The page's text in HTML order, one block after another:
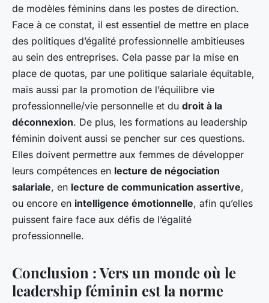
de modèles féminins dans les postes de direction.
Face à ce constat, il est essentiel de mettre en place
des politiques d’égalité professionnelle ambitieuses
au sein des entreprises. Cela passe par la mise en
place de quotas, par une politique salariale équitable,
mais aussi par la promotion de l’équilibre vie
professionnelle/vie personnelle et du droit à la
déconnexion. De plus, les formations au leadership
féminin doivent aussi se pencher sur ces questions.
Elles doivent permettre aux femmes de développer
leurs compétences en lecture de négociation
salariale, en lecture de communication assertive,
ou encore en intelligence émotionnelle, afin qu’elles
puissent faire face aux défis de l’égalité
professionnelle.
Conclusion : Vers un monde où le
leadership féminin est la norme